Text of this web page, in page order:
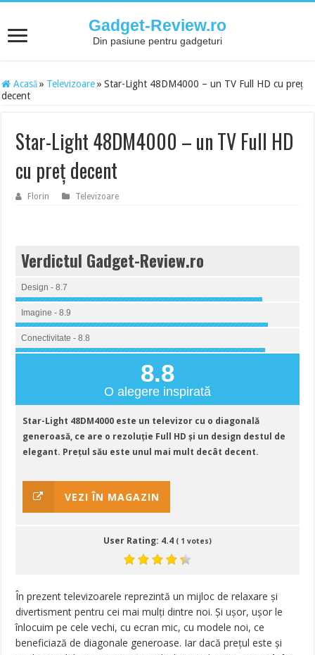
Gadget-Review.ro
Din pasiune pentru gadgeturi
Acasă » Televizoare » Star-Light 48DM4000 – un TV Full HD cu preț
decent
Star-Light 48DM4000 – un TV Full HD
cu preț decent
Florin Televizoare
Verdictul Gadget-Review.ro
Design - 8.7
Imagine - 8.9
Conectivitate - 8.8
8.8
O alegere inspirată
Star-Light 48DM4000 este un televizor cu o diagonală
generoasă, ce are o rezoluție Full HD și un design destul de
elegant. Prețul său este unul mai mult decât decent.
VEZI ÎN MAGAZIN
User Rating: 4.4 ( 1 votes)
În prezent televizoarele reprezintă un mijloc de relaxare și
divertisment pentru cei mai mulți dintre noi. Și ușor, ușor le
înlocuim pe cele vechi, cu ecran mic, cu modele noi, ce
beneficiază de diagonale generoase. Iar dacă prețul este și